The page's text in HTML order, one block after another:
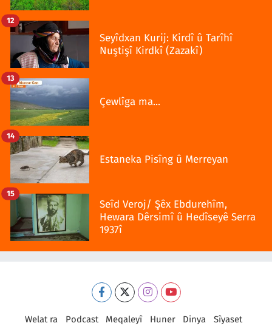
Seyîdxan Kurij: Kirdî û Tarîhî
Nuştişî Kirdkî (Zazakî)
12
Çewlîga ma...
13
Estaneka Pisîng û Merreyan
14
Seîd Veroj/ Şêx Ebdurehîm,
Hewara Dêrsimî û Hedîseyê Serra
1937î
15
Welat ra Podcast Meqaleyî Huner Dinya
Sîyaset